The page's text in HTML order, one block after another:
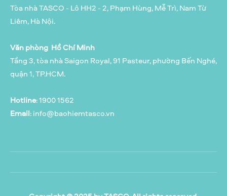
Tòa nhà TASCO - Lô HH2 - 2, Phạm Hùng, Mễ Trì, Nam Từ
Liêm, Hà Nội.
Văn phòng Hồ Chí Minh
Tầng 3, tòa nhà Saigon Royal, 91 Pasteur, phường Bến Nghé,
quận 1, TP.HCM.
Hotline: 1900 1562
Email:info@baohiemtasco.vn